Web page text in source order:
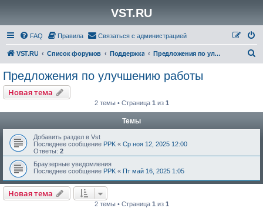
VST.RU
FAQ Правила Связаться с администрацией
VST.RU Список форумов Поддержка Предложения по улучшению работы
Предложения по улучшению работы
Новая тема
2 темы • Страница 1 из 1
Темы
Добавить раздел в Vst
Последнее сообщение PPK « Ср ноя 12, 2025 12:00
Ответы: 2
Браузерные уведомления
Последнее сообщение PPK « Пт май 16, 2025 1:05
Новая тема
2 темы • Страница 1 из 1